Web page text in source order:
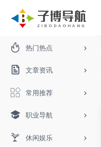
热门热点
文章资讯
常用推荐
职业导航
休闲娱乐